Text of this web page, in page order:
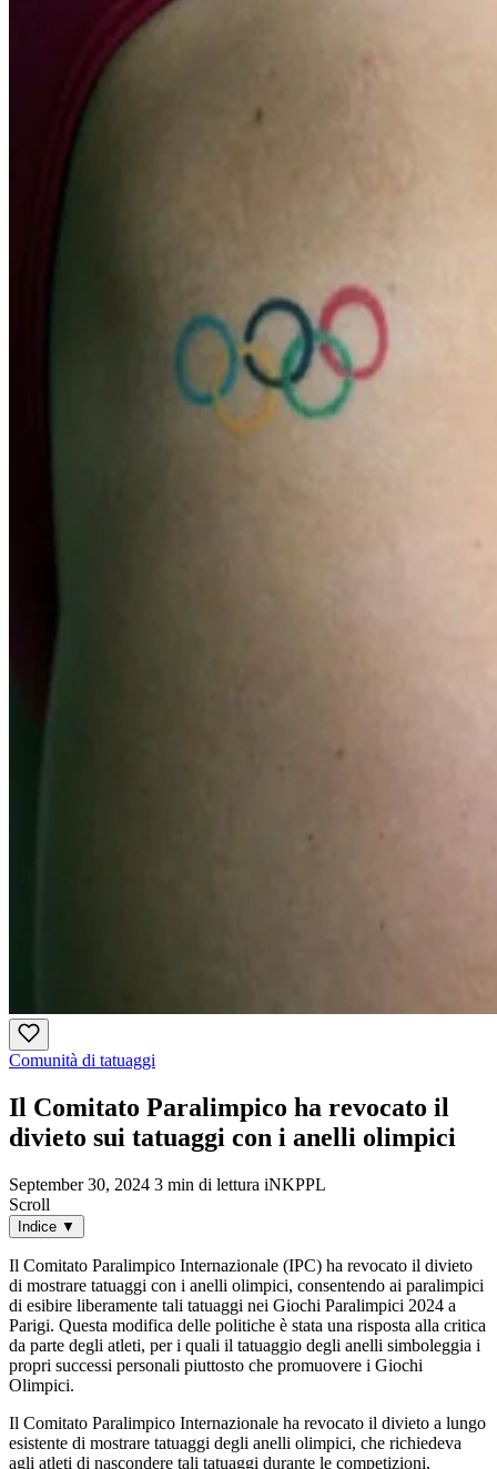
Comunità di tatuaggi
Il Comitato Paralimpico ha revocato il
divieto sui tatuaggi con i anelli olimpici
September 30, 2024 3 min di lettura iNKPPL
Scroll
Indice ▼
Il Comitato Paralimpico Internazionale (IPC) ha revocato il divieto
di mostrare tatuaggi con i anelli olimpici, consentendo ai paralimpici
di esibire liberamente tali tatuaggi nei Giochi Paralimpici 2024 a
Parigi. Questa modifica delle politiche è stata una risposta alla critica
da parte degli atleti, per i quali il tatuaggio degli anelli simboleggia i
propri successi personali piuttosto che promuovere i Giochi
Olimpici.
Il Comitato Paralimpico Internazionale ha revocato il divieto a lungo
esistente di mostrare tatuaggi degli anelli olimpici, che richiedeva
agli atleti di nascondere tali tatuaggi durante le competizioni,